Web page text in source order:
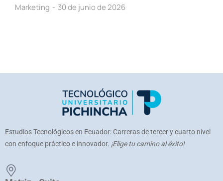
Marketing 30 de junio de 2026
Estudios Tecnológicos en Ecuador: Carreras de tercer y cuarto nivel
con enfoque práctico e innovador. ¡Elige tu camino al éxito!